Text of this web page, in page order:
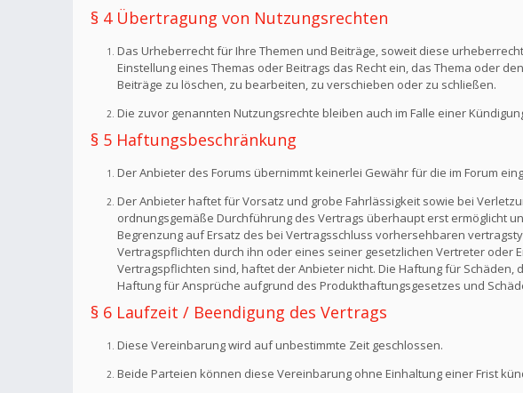
§ 4 Übertragung von Nutzungsrechten
Das Urheberrecht für Ihre Themen und Beiträge, soweit diese
Einstellung eines Themas oder Beitrags das Recht ein, das Thema oder
Beiträge zu löschen, zu bearbeiten, zu verschieben oder zu schließen.
Die zuvor genannten Nutzungsrechte bleiben auch im Falle einer
§ 5 Haftungsbeschränkung
Der Anbieter des Forums übernimmt keinerlei Gewähr für die im Forum
Der Anbieter haftet für Vorsatz und grobe Fahrlässigkeit sowie bei
ordnungsgemäße Durchführung des Vertrags überhaupt erst ermöglicht
Begrenzung auf Ersatz des bei Vertragsschluss vorhersehbaren
Vertragspflichten durch ihn oder eines seiner gesetzlichen Vertreter
Vertragspflichten sind, haftet der Anbieter nicht. Die Haftung für
Haftung für Ansprüche aufgrund des Produkthaftungsgesetzes und
§ 6 Laufzeit / Beendigung des Vertrags
Diese Vereinbarung wird auf unbestimmte Zeit geschlossen.
Beide Parteien können diese Vereinbarung ohne Einhaltung einer Frist